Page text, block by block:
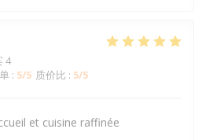
4
: 5/5 质价比 : 5/5
et cuisine raffinée